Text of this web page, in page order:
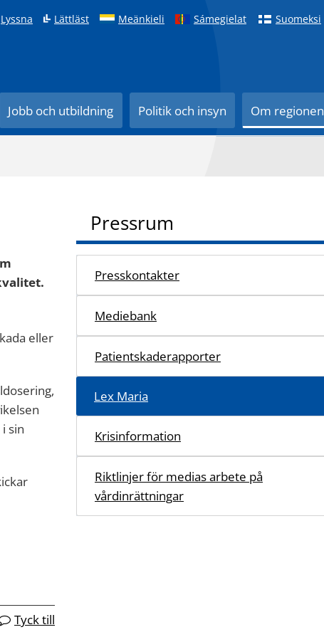
Lyssna Lättläst Meänkieli Sámegielat Suomeksi
Jobb och utbildning Politik och insyn Om regionen
eller
sin
Tyck till
Pressrum
Presskontakter
Mediebank
Patientskaderapporter
Lex Maria
Krisinformation
Riktlinjer för medias arbete på
vårdinrättningar